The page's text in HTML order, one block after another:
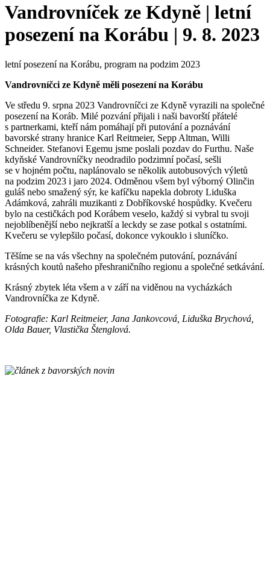
Vandrovníček ze Kdyně | letní
posezení na Korábu | 9. 8. 2023
letní posezení na Korábu, program na podzim 2023
Vandrovníčci ze Kdyně měli posezení na Korábu
Ve středu 9. srpna 2023 Vandrovníčci ze Kdyně vyrazili na společné
posezení na Koráb. Milé pozvání přijali i naši bavorští přátelé
s partnerkami, kteří nám pomáhají při putování a poznávání
bavorské strany hranice Karl Reitmeier, Sepp Altman, Willi
Schneider. Stefanovi Egemu jsme poslali pozdav do Furthu. Naše
kdyňské Vandrovníčky neodradilo podzimní počasí, sešli
se v hojném počtu, naplánovalo se několik autobusových výletů
na podzim 2023 i jaro 2024. Odměnou všem byl výborný Olinčin
guláš nebo smažený sýr, ke kafíčku napekla dobroty Liduška
Adámková, zahráli muzikanti z Dobříkovské hospůdky. Kvečeru
bylo na cestičkách pod Korábem veselo, každý si vybral tu svoji
nejoblíbenější nebo nejkratší a leckdy se zase potkal s ostatními.
Kvečeru se vylepšilo počasí, dokonce vykouklo i sluníčko.
Těšíme se na vás všechny na společném putování, poznávání
krásných koutů našeho přeshraničního regionu a společné setkávání.
Krásný zbytek léta všem a v září na viděnou na vycházkách
Vandrovníčka ze Kdyně.
Fotografie: Karl Reitmeier, Jana Jankovcová, Liduška Brychová,
Olda Bauer, Vlastička Štenglová.